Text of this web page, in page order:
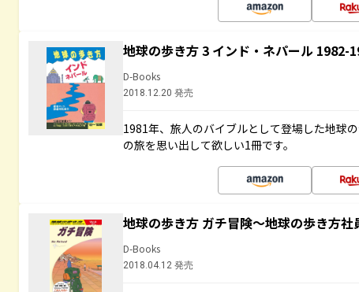
地球の歩き方 3 インド・ネパール 1982-
D-Books
2018.12.20 発売
1981年、旅人のバイブルとして登場した地
の旅を思い出して欲しい1冊です。
地球の歩き方 ガチ冒険～地球の歩き方社
D-Books
2018.04.12 発売